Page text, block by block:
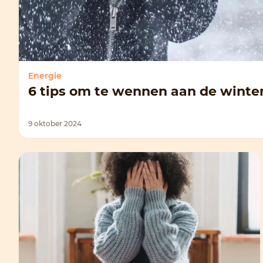
Energie
6 tips om te wennen aan de
9 oktober 2024